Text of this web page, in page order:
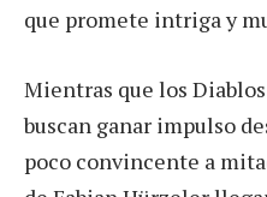
que promete intriga y
Mientras que los
buscan ganar impulso
poco convincente a